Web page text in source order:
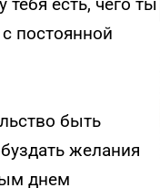
постоянной
быть
желания
днем